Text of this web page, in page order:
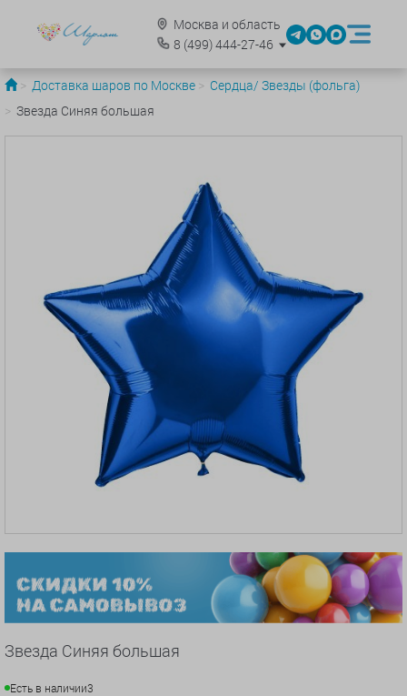
Москва и область
8 (499)444-27-46
Доставка шаров по Москве
Сердца/ Звезды (фольга)
Звезда Синяя большая
Звезда Синяя большая
Есть в наличии3